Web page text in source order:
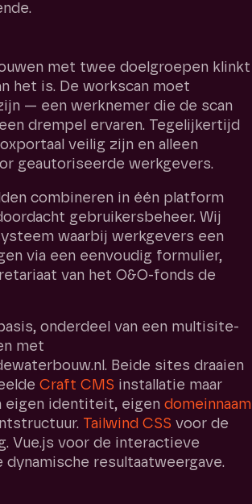
met twee doelgroepen klinkt
het is. De workscan moet
— een werknemer die de scan
drempel ervaren. Tegelijkertijd
veilig zijn en alleen
geautoriseerde werkgevers.
combineren in één platform
gebruikersbeheer. Wij
waarbij werkgevers een
via een eenvoudig formulier,
van het O&O-fonds de
onderdeel van een multisite-
met
Beide sites draaien
Craft CMS installatie maar
eigen identiteit, eigen domeinnaam
Tailwind CSS voor de
Vue.js voor de interactieve
dynamische resultaatweergave.